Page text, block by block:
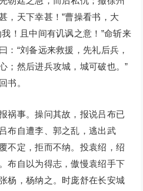
，天下幸甚！”曹操看书，大
！且中间有讥讽之意！”命斩来
：“刘备远来救援，先礼后兵，
；然后进兵攻城，城可破也。”
书。
事。操问其故，报说吕布已
布自遭李、郭之乱，逃出武
不定，拒而不纳。投袁绍，绍
布自以为得志，傲慢袁绍手下
杨，杨纳之。时庞舒在长安城